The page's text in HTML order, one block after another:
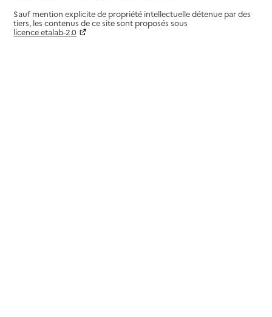
Sauf mention explicite de propriété intellectuelle détenue par des
tiers, les contenus de ce site sont proposés sous
licence etalab-2.0